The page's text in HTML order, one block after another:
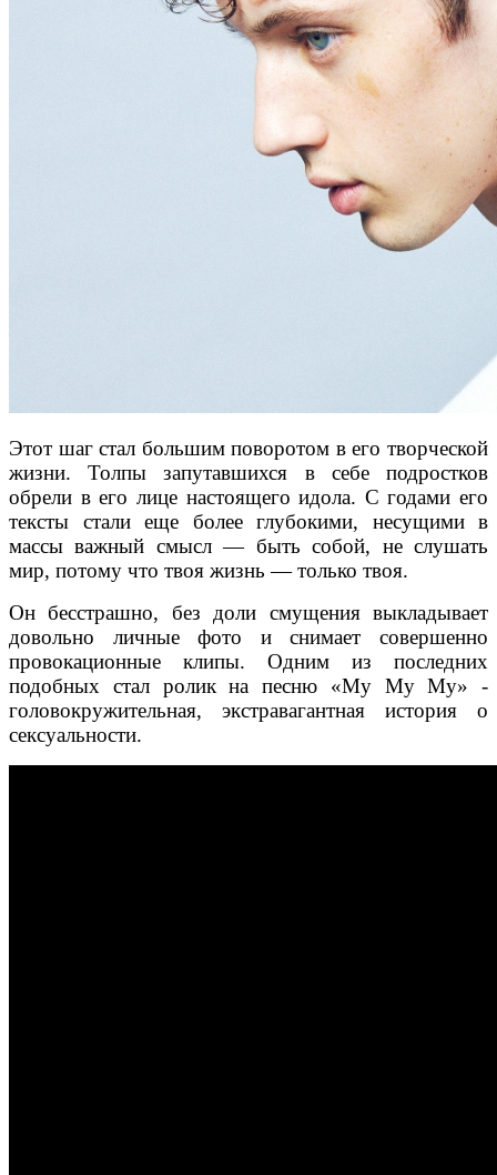
Этот шаг стал большим поворотом в его творческой
жизни. Толпы запутавшихся в себе подростков
обрели в его лице настоящего идола. С годами его
тексты стали еще более глубокими, несущими в
массы важный смысл — быть собой, не слушать
мир, потому что твоя жизнь — только твоя.
Он бесстрашно, без доли смущения выкладывает
довольно личные фото и снимает совершенно
провокационные клипы. Одним из последних
подобных стал ролик на песню «My My My» -
головокружительная, экстравагантная история о
сексуальности.